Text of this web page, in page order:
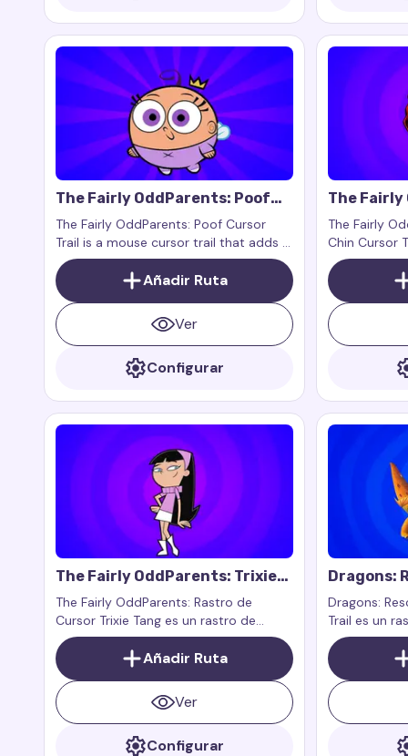
The Fairly OddParents: Poof
Cursor Trail
The Fairly OddParents: Poof Cursor
Trail is a mouse cursor trail that adds a
fun and adorable trail inspired by the
little fairy Poof from the iconic
animated series.
Añadir Ruta
Ver
Configurar
The Fairly
Crimson
The Fairly
Chin Cursor
para el
heroico y un
superhéroe
The Fairly OddParents: Trixie
Tang Cursor Trail
The Fairly OddParents: Rastro de
Cursor Trixie Tang es un rastro de
cursor para el ratón que añade estilo,
encanto y un toque de popularidad a
tu navegador, inspirado en Trixie Tang
de la icónica serie animada.
Añadir Ruta
Ver
Configurar
Dragons:
Zeppla
Dragons:
Trail es un
personaje
Dragons:
dragón
siempre
amigos.